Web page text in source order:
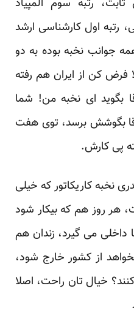
رتبه سوم المپیاد
رتبه اول کارشناسی ارشد
همه جوانب نخبه بوده به دو
فرض کن از ایران هم رفته
بگوید ای نخبه من! شما
بگوشش برسد، توی هفت
پی کارش.
کاریکاتور که خیلی
هر روز هم که بیکار شود
داخلی می گیرد، زندان هم
از کشور خارج شود،
خیال تان راحت، اصلا